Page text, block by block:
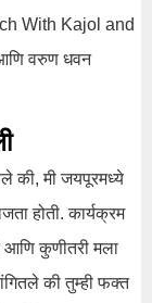
With Kajol and
वरुण धवन
की, मी जयपूरमध्ये
होती. कार्यक्रम
आणि कुणीतरी मला
की तुम्ही फक्त